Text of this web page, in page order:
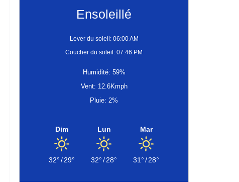
Ensoleillé
Lever du soleil: 06:00 AM
Coucher du soleil: 07:46 PM
Humidité: 59%
Vent: 12.6Kmph
Pluie: 2%
Dim
32°/29°
Lun
32°/28°
Mar
31°/28°